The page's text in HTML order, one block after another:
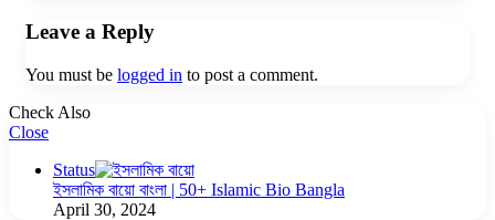
Leave a Reply
You must be logged in to post a comment.
Check Also
Close
Status
ইসলামিক বায়ো বাংলা | 50+ Islamic Bio Bangla
April 30, 2024